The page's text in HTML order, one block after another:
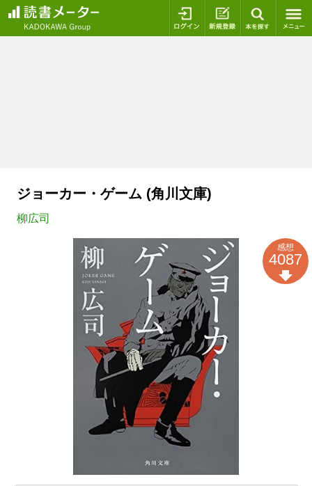
ログイン 新規登録
ジョーカー・ゲーム (角川文庫)
柳広司
感想
4087